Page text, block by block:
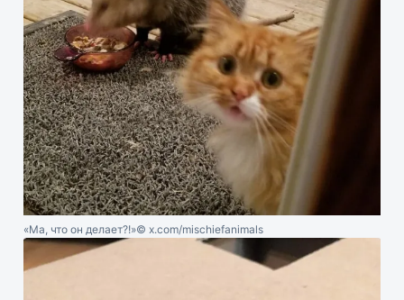
«Ма, что он делает?!»© x.com/mischiefanimals